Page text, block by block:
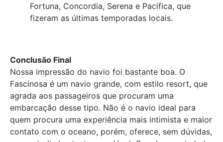
Fortuna, Concordia, Serena e Pacifica, que
fizeram as últimas temporadas locais.
Conclusão Final
Nossa impressão do navio foi bastante boa. O
Fascinosa é um navio grande, com estilo resort, que
agrada aos passageiros que procuram uma
embarcação desse tipo. Não é o navio ideal para
quem procura uma experiência mais intimista e maior
contato com o oceano, porém, oferece, sem dúvidas,